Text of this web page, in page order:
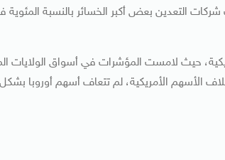
الأوروبي 0.6 بالمئة، وتكبدت شركات التعدين بعض أكبر الخسائر
حيث لامست المؤشرات في أسواق الولايات
الأسهم الأمريكية، لم تتعاف أسهم أوروبا